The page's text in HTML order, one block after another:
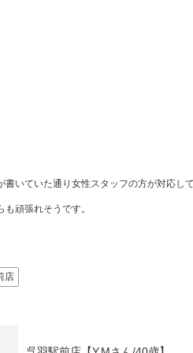
書いていた通り女性スタッフの方が対応
頑張れそうです。
店